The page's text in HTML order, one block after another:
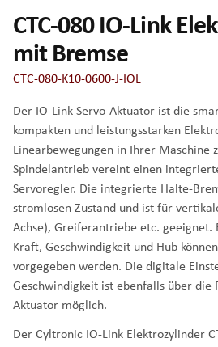
CTC-080 IO-Link
mit Bremse
CTC-080-K10-0600-J-IOL
Der IO-Link Servo-Aktuator ist die
kompakten und leistungsstarken
Linearbewegungen in Ihrer Maschine
Spindelantrieb vereint einen
Servoregler. Die integrierte Halte-
stromlosen Zustand und ist für
Achse), Greiferantriebe etc. geeignet.
Kraft, Geschwindigkeit und Hub
vorgegeben werden. Die digitale
Geschwindigkeit ist ebenfalls über
Aktuator möglich.
Der Cyltronic IO-Link Elektrozylinder